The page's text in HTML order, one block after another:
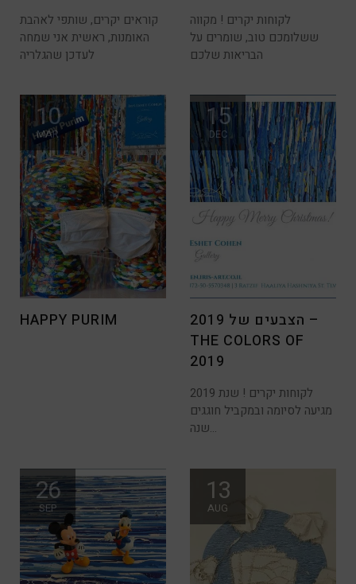
קוראים יקרים, שותפי לאהבת
האומנות, ראשית אני שמחה
לעדכן שהגלריה
לקוחות יקרים ! מקווה
ששלומכם טוב, שומרים על
הבריאות שלכם
10
MAR
HAPPY PURIM
15
DEC
הצבעים של 2019 –
THE COLORS OF
2019
לקוחות יקרים ! שנת 2019
מגיעה לסיומה ובמקביל חוגגים
שנה...
26
SEP 13
AUG